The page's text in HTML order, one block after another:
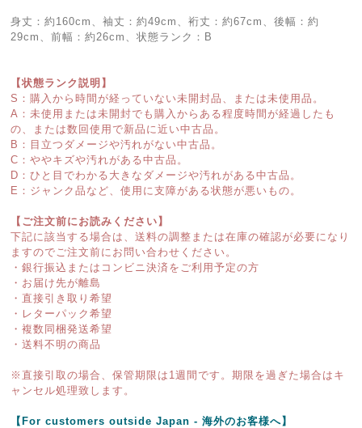
身丈：約160cm、袖丈：約49cm、裄丈：約67cm、後幅：約
29cm、前幅：約26cm、状態ランク：B
【状態ランク説明】
S：購入から時間が経っていない未開封品、または未使用品。
A：未使用または未開封でも購入からある程度時間が経過したも
の、または数回使用で新品に近い中古品。
B：目立つダメージや汚れがない中古品。
C：ややキズや汚れがある中古品。
D：ひと目でわかる大きなダメージや汚れがある中古品。
E：ジャンク品など、使用に支障がある状態が悪いもの。
【ご注文前にお読みください】
下記に該当する場合は、送料の調整または在庫の確認が必要になり
ますのでご注文前にお問い合わせください。
・銀行振込またはコンビニ決済をご利用予定の方
・お届け先が離島
・直接引き取り希望
・レターパック希望
・複数同梱発送希望
・送料不明の商品
※直接引取の場合、保管期限は1週間です。期限を過ぎた場合はキ
ャンセル処理致します。
【For customers outside Japan - 海外のお客様へ】